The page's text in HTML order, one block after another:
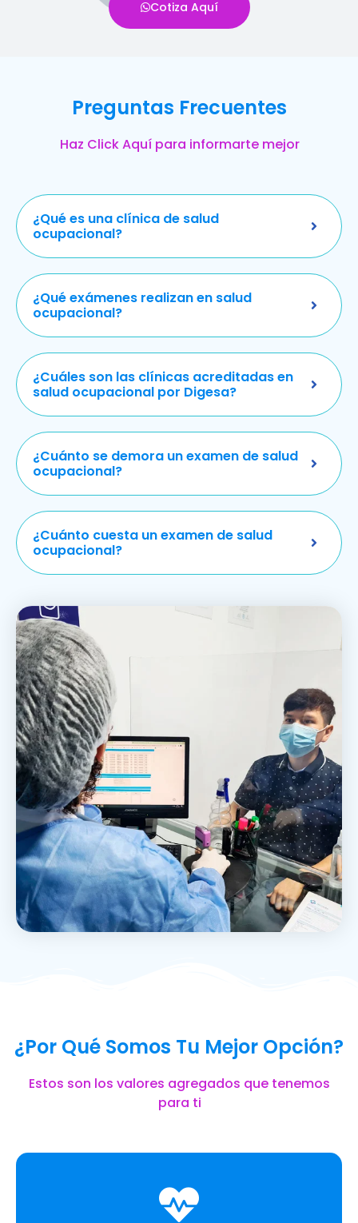
Cotiza Aquí
Preguntas Frecuentes
Haz Click Aquí para informarte mejor
¿Qué es una clínica de salud
ocupacional?
¿Qué exámenes realizan en salud
ocupacional?
¿Cuáles son las clínicas acreditadas en
salud ocupacional por Digesa?
¿Cuánto se demora un examen de salud
ocupacional?
¿Cuánto cuesta un examen de salud
ocupacional?
¿Por Qué Somos Tu Mejor Opción?
Estos son los valores agregados que tenemos
para ti